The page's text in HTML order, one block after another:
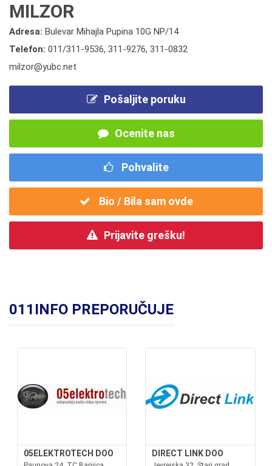
MILZOR
Adresa: Bulevar Mihajla Pupina 10G NP/14
Telefon: 011/311-9536, 311-9276, 311-0832
milzor@yubc.net
Pošaljite poruku
Ocenite nas
Pohvalite
Bio / Bila sam ovde
Prijavite grešku!
011INFO PREPORUČUJE
05ELEKTROTECH DOO DIRECT LINK DOO